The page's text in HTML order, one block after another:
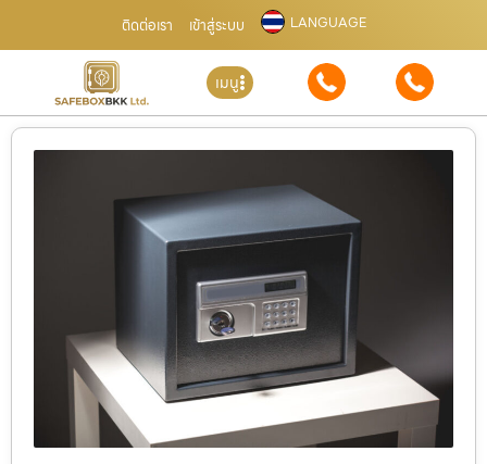
ติดต่อเรา เข้าสู่ระบบ LANGUAGE
เมนู